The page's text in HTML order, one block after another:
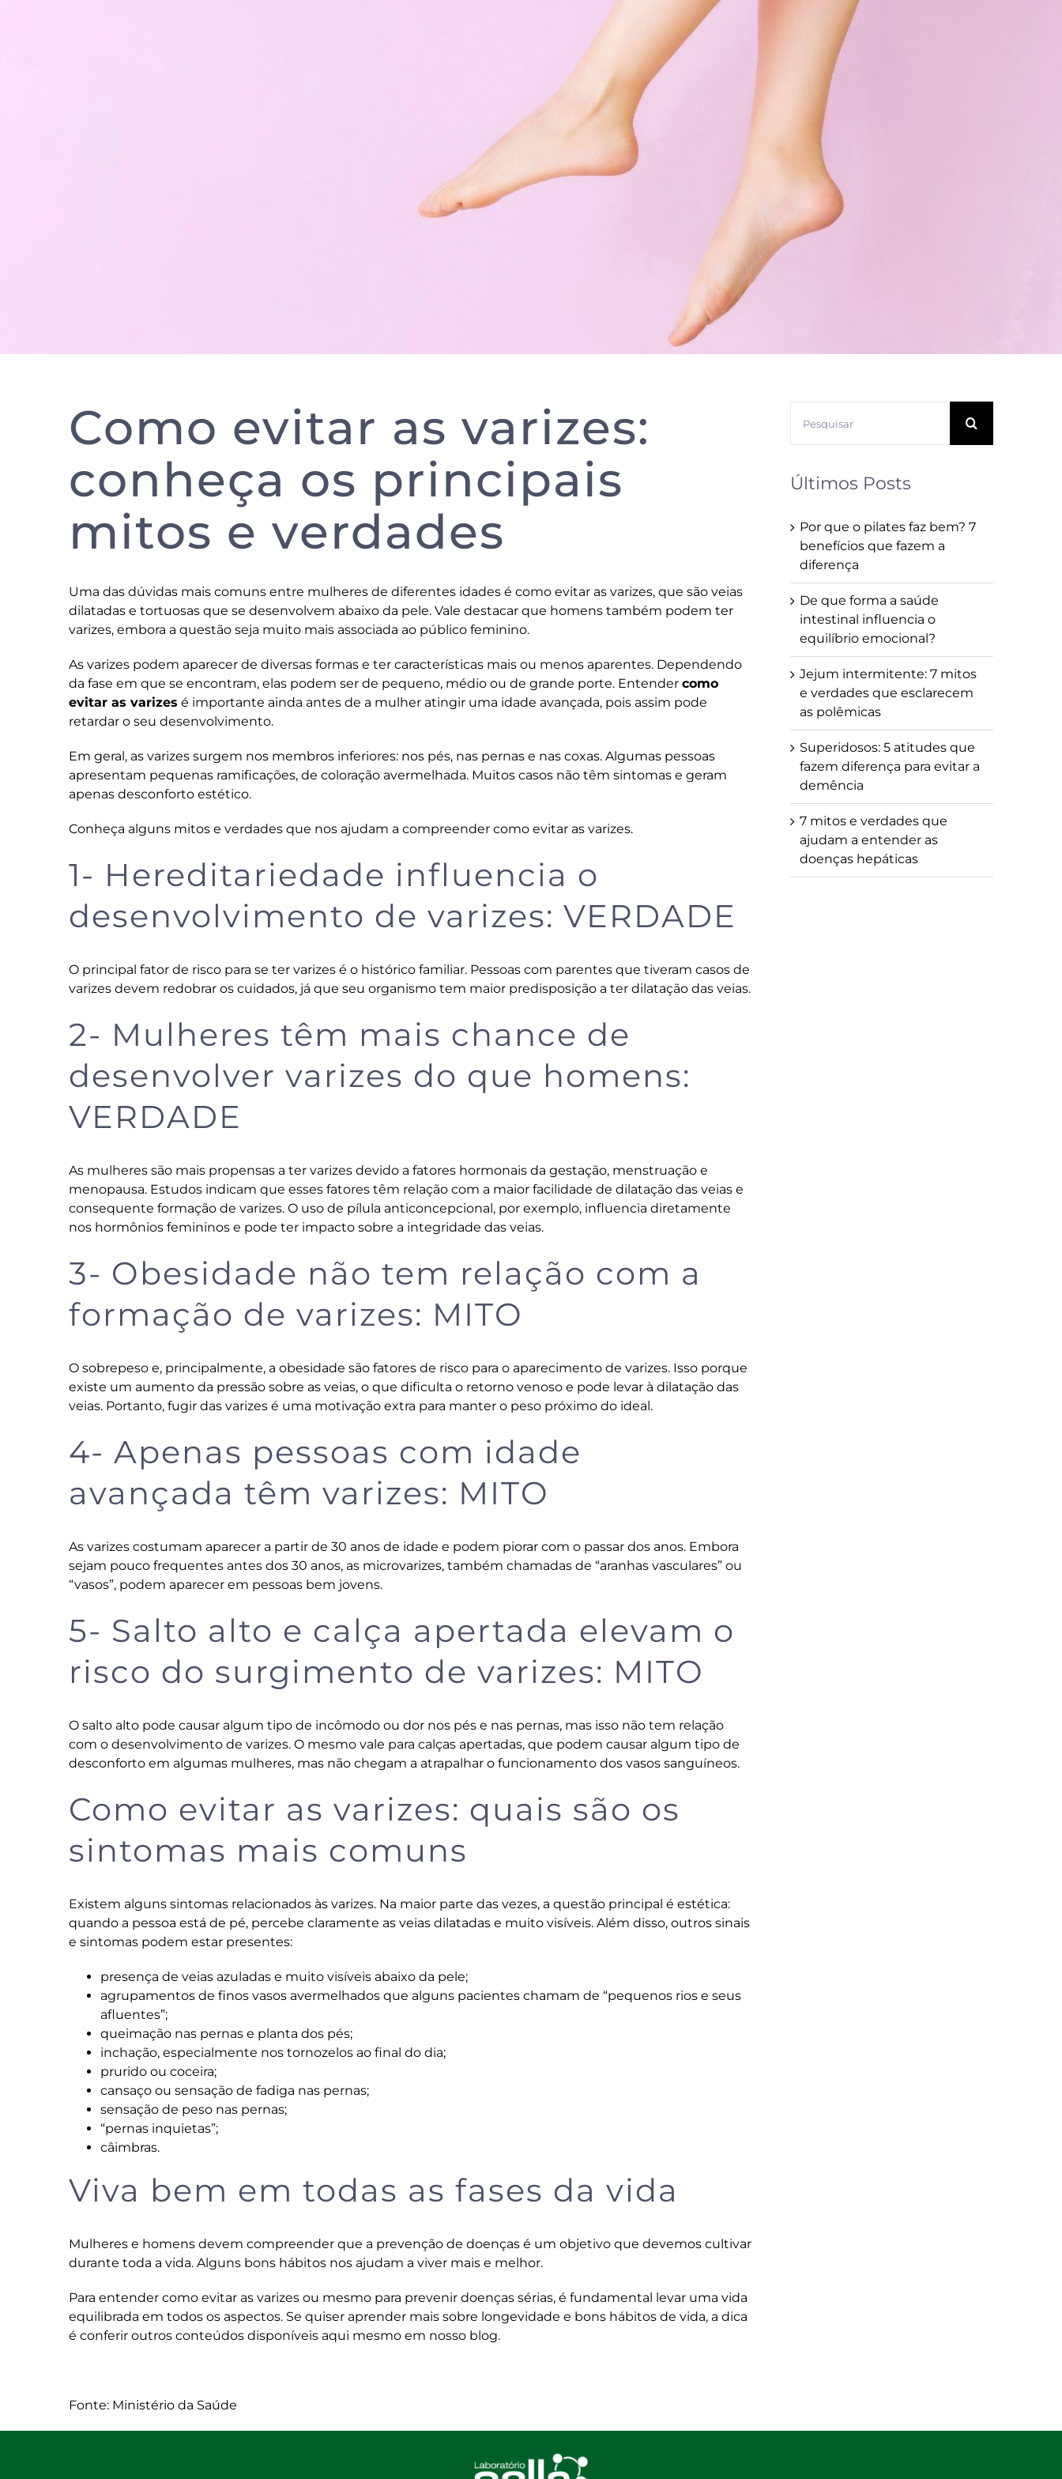
Como evitar as varizes:
conheça os principais
mitos e verdades
Uma das dúvidas mais comuns entre mulheres de diferentes idades é como evitar as varizes, que são veias
dilatadas e tortuosas que se desenvolvem abaixo da pele. Vale destacar que homens também podem ter
varizes, embora a questão seja muito mais associada ao público feminino.
As varizes podem aparecer de diversas formas e ter características mais ou menos aparentes. Dependendo
da fase em que se encontram, elas podem ser de pequeno, médio ou de grande porte. Entender como
evitar as varizes é importante ainda antes de a mulher atingir uma idade avançada, pois assim pode
retardar o seu desenvolvimento.
Em geral, as varizes surgem nos membros inferiores: nos pés, nas pernas e nas coxas. Algumas pessoas
apresentam pequenas ramificações, de coloração avermelhada. Muitos casos não têm sintomas e geram
apenas desconforto estético.
Conheça alguns mitos e verdades que nos ajudam a compreender como evitar as varizes.
1- Hereditariedade influencia o
desenvolvimento de varizes: VERDADE
O principal fator de risco para se ter varizes é o histórico familiar. Pessoas com parentes que tiveram casos de
varizes devem redobrar os cuidados, já que seu organismo tem maior predisposição a ter dilatação das veias.
2- Mulheres têm mais chance de
desenvolver varizes do que homens:
VERDADE
As mulheres são mais propensas a ter varizes devido a fatores hormonais da gestação, menstruação e
menopausa. Estudos indicam que esses fatores têm relação com a maior facilidade de dilatação das veias e
consequente formação de varizes. O uso de pílula anticoncepcional, por exemplo, influencia diretamente
nos hormônios femininos e pode ter impacto sobre a integridade das veias.
3- Obesidade não tem relação com a
formação de varizes: MITO
O sobrepeso e, principalmente, a obesidade são fatores de risco para o aparecimento de varizes. Isso porque
existe um aumento da pressão sobre as veias, o que dificulta o retorno venoso e pode levar à dilatação das
veias. Portanto, fugir das varizes é uma motivação extra para manter o peso próximo do ideal.
4- Apenas pessoas com idade
avançada têm varizes: MITO
As varizes costumam aparecer a partir de 30 anos de idade e podem piorar com o passar dos anos. Embora
sejam pouco frequentes antes dos 30 anos, as microvarizes, também chamadas de “aranhas vasculares” ou
“vasos”, podem aparecer em pessoas bem jovens.
5- Salto alto e calça apertada elevam o
risco do surgimento de varizes: MITO
O salto alto pode causar algum tipo de incômodo ou dor nos pés e nas pernas, mas isso não tem relação
com o desenvolvimento de varizes. O mesmo vale para calças apertadas, que podem causar algum tipo de
desconforto em algumas mulheres, mas não chegam a atrapalhar o funcionamento dos vasos sanguíneos.
Como evitar as varizes: quais são os
sintomas mais comuns
Existem alguns sintomas relacionados às varizes. Na maior parte das vezes, a questão principal é estética:
quando a pessoa está de pé, percebe claramente as veias dilatadas e muito visíveis. Além disso, outros sinais
e sintomas podem estar presentes:
presença de veias azuladas e muito visíveis abaixo da pele;
agrupamentos de finos vasos avermelhados que alguns pacientes chamam de “pequenos rios e seus
afluentes”;
queimação nas pernas e planta dos pés;
inchação, especialmente nos tornozelos ao final do dia;
prurido ou coceira;
cansaço ou sensação de fadiga nas pernas;
sensação de peso nas pernas;
“pernas inquietas”;
câimbras.
Viva bem em todas as fases da vida
Mulheres e homens devem compreender que a prevenção de doenças é um objetivo que devemos cultivar
durante toda a vida. Alguns bons hábitos nos ajudam a viver mais e melhor.
Para entender como evitar as varizes ou mesmo para prevenir doenças sérias, é fundamental levar uma vida
equilibrada em todos os aspectos. Se quiser aprender mais sobre longevidade e bons hábitos de vida, a dica
é conferir outros conteúdos disponíveis aqui mesmo em nosso blog.
Fonte: Ministério da Saúde
resultados
Últimos Posts
Por que o pilates faz bem? 7
benefícios que fazem a
diferença
De que forma a saúde
intestinal influencia o
equilíbrio emocional?
Jejum intermitente: 7 mitos
e verdades que esclarecem
as polêmicas
Superidosos: 5 atitudes que
fazem diferença para evitar a
demência
7 mitos e verdades que
ajudam a entender as
doenças hepáticas